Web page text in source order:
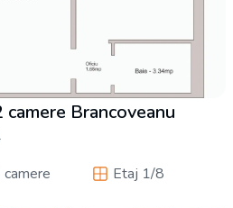
Brancoveanu
camere Etaj 1/8